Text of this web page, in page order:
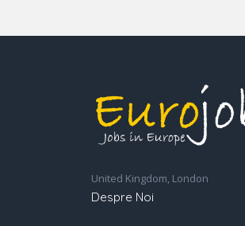
United Kingdom, London
Despre Noi